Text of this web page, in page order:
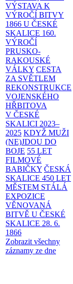
VÝSTAVA K
VÝROČÍ BITVY
1866 U ČESKÉ
SKALICE 160.
VÝROČÍ
PRUSKO-
RAKOUSKÉ
VÁLKY CESTA
ZA SVĚTLEM
REKONSTRUKCE
VOJENSKÉHO
HŘBITOVA
V ČESKÉ
SKALICI 2023–
2025 KDYŽ MUŽI
(NE)JDOU DO
BOJE 55 LET
FILMOVÉ
BABIČKY ČESKÁ
SKALICE 450 LET
MĚSTEM STÁLÁ
EXPOZICE
VĚNOVANÁ
BITVĚ U ČESKÉ
SKALICE 28. 6.
1866
Zobrazit všechny
záznamy ze dne